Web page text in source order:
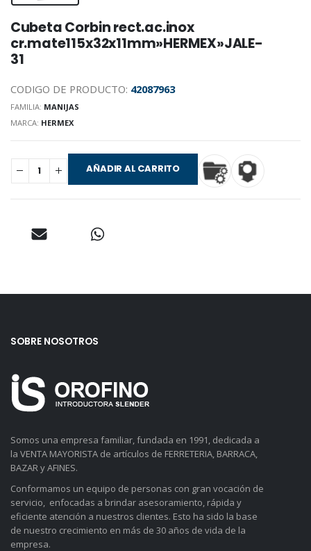
Cubeta Corbin rect.ac.inox
cr.mate115x32x11mm»HERMEX»JALE-
31
CODIGO DE PRODUCTO: 42087963
FAMILIA: MANIJAS
MARCA: HERMEX
AÑADIR AL CARRITO
SOBRE NOSOTROS
Somos una empresa familiar, fundada en 1991, dedicada a
la VENTA MAYORISTA de artículos de FERRETERIA, BARRACA,
BAZAR y AFINES.
Conformamos un equipo de personas con gran vocación de
servicio, enfocadas a brindar asesoramiento, rápida y
eficiente atención a nuestros clientes. Esto ha sido la base
de nuestro crecimiento en más de 30 años de vida de la
empresa.